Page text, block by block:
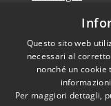
Dichiarazione
Questo sito web
necessari al
nonché un
Per maggiori dettagli,